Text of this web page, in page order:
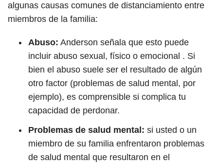
algunas causas comunes de distanciamiento entre
miembros de la familia:
Abuso: Anderson señala que esto puede
incluir abuso sexual, físico o emocional . Si
bien el abuso suele ser el resultado de algún
otro factor (problemas de salud mental, por
ejemplo), es comprensible si complica tu
capacidad de perdonar.
Problemas de salud mental: si usted o un
miembro de su familia enfrentaron problemas
de salud mental que resultaron en el